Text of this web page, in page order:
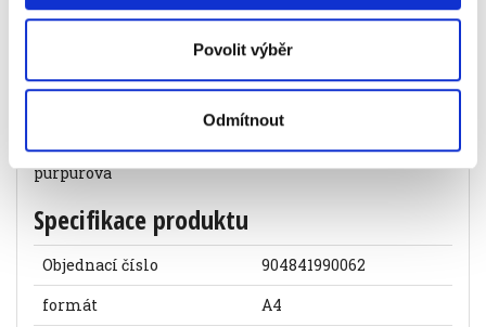
Povolit výběr
Odmítnout
Podložka psací s klipem, dvojdeska, Leitz
WOW, A4, purpurová
Specifikace produktu
Objednací číslo
904841990062
formát
A4